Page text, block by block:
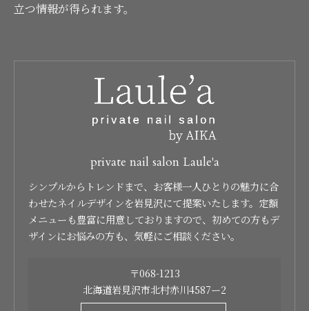
立つ情報が得られます。
private nail salon Laule'a
シンプルからトレンドまで、お客様一人ひとりの魅力に合
わせたネイルデザインを岩見沢にて提案いたします。定額
メニューも豊富に用意しておりますので、初めての方もデ
ザインにお悩みの方も、気軽にご相談ください。
〒068-1213
北海道岩見沢市北村赤川4587ー2